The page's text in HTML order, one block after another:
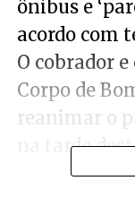
ônibus e
acordo com
O cobrador
Corpo de
reanimar o
na tarde